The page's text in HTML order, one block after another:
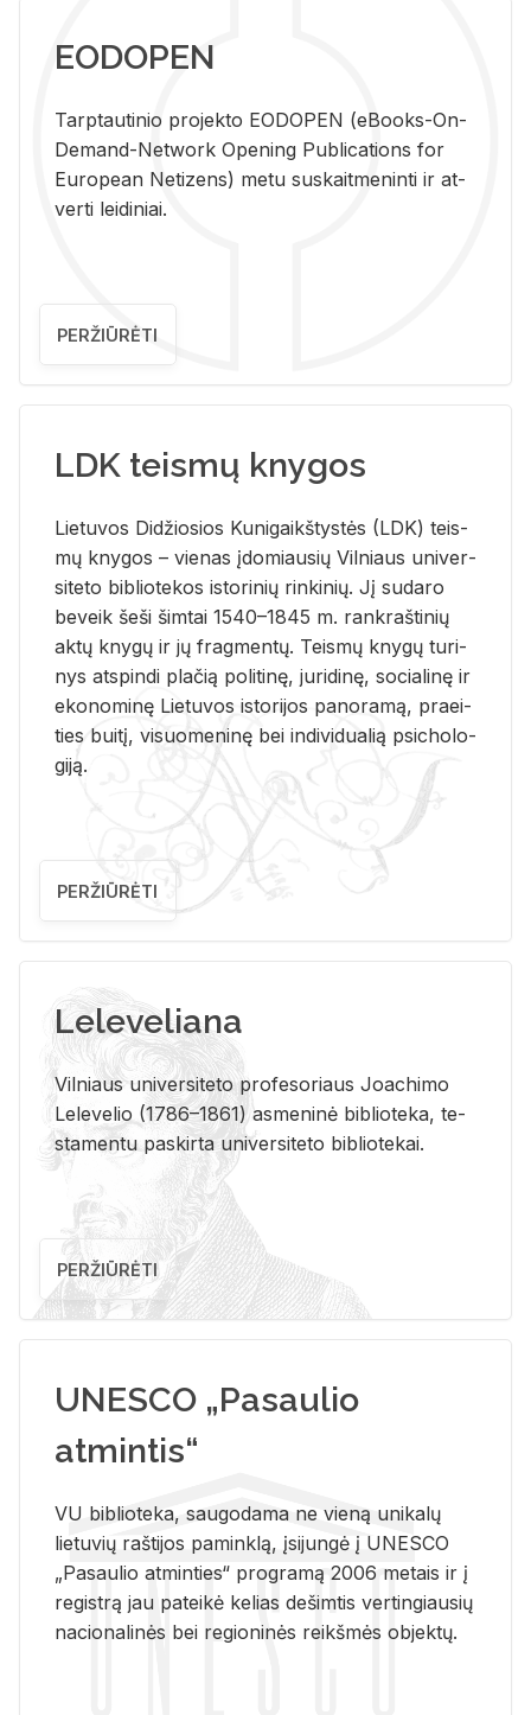
EODOPEN
Tarp­tau­ti­nio pro­jek­to EO­DO­PEN (eBo­oks-On-
De­mand-Ne­twork Ope­ning Pub­li­ca­tions for
Eu­ro­pe­an Ne­ti­zens) metu su­skait­me­nin­ti ir at­
ver­ti lei­di­niai.
PERŽIŪRĖTI
LDK teismų knygos
Lie­tu­vos Di­džio­sios Ku­ni­gaikš­tys­tės (LDK) teis­
mų kny­gos – vie­nas įdo­miau­sių Vil­niaus uni­ver­
si­te­to bi­b­lio­te­kos is­to­ri­nių rin­ki­nių. Jį su­da­ro
be­veik šeši šim­tai 1540–1845 m. rank­raš­ti­nių
aktų kny­gų ir jų frag­men­tų. Teis­mų kny­gų tu­ri­
nys at­spin­di pla­čią po­li­ti­nę, ju­ri­di­nę, so­cia­li­nę ir
eko­no­mi­nę Lie­tu­vos is­to­ri­jos pa­no­ra­mą, pra­ei­
ties bui­tį, vi­suo­me­ni­nę bei in­di­vi­dua­lią psi­cho­lo­
gi­ją.
PERŽIŪRĖTI
Leleveliana
Vil­niaus uni­ver­si­te­to pro­fe­so­riaus Jo­a­chi­mo
Le­le­ve­lio (1786–1861) as­me­ni­nė bi­b­lio­te­ka, te­
sta­men­tu pa­skir­ta uni­ver­si­te­to bi­b­lio­te­kai.
PERŽIŪRĖTI
UNESCO „Pasaulio
atmintis“
VU biblioteka, saugodama ne vieną unikalų
lietuvių raštijos paminklą, įsijungė į UNESCO
„Pasaulio atminties“ programą 2006 metais ir į
registrą jau pateikė kelias dešimtis vertingiausių
nacionalinės bei regioninės reikšmės objektų.